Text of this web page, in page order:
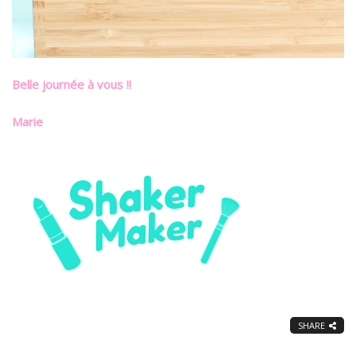
Belle journée à vous !!
Marie
SHARE